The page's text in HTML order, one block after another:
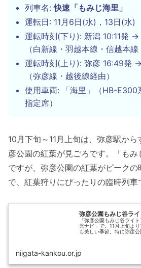
列車名:快速「もみじ海里」
運転日: 11月6日(水)，13日(水)
運転時刻(下り): 新潟 10:11発
（白新線・羽越本線・信越本線
運転時刻(上り): 弥彦 16:49発
（弥彦線・越後線経由）
使用車両: 「海里」（HB-E300
指定席）
10月下旬～11月上旬は、弥彦駅か
彦公園の紅葉が見ごろです。「も
ですが、弥彦公園の紅葉がピーク
で、紅葉狩りにぴったりの臨時列車
弥彦公園もみじ谷ラ
「弥彦公園もみじ谷ライ
光ナビ」で。11月上旬よ
も美しい季節。特に弥彦
niigata-kankou.or.jp